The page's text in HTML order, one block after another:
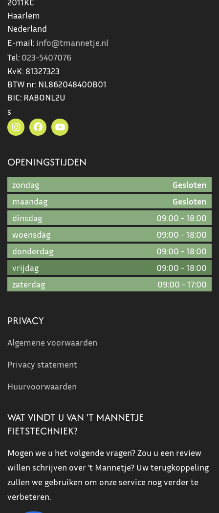
Haarlem
Nederland
E-mail: info@tmannetje.nl
Tel: 023-5407076
KvK: 81327323
BTW nr: NL862048400B01
BIC: RABONL2U
s
OPENINGSTIJDEN
zondag
Gesloten
maandag
Gesloten
dinsdag
09:00 - 18:00
woensdag
09:00 - 18:00
donderdag
09:00 - 18:00
vrijdag
09:00 - 18:00
zaterdag
09:00 - 17:00
PRIVACY
Algemene voorwaarden
Privacy statement
Huurvoorwaarden
WAT VINDT U VAN 'T MANNETJE
FIETSTECHNIEK?
Mogen we u het volgende vragen? Zou u een review
willen schrijven over 't Mannetje? Uw terugkoppeling
zullen we gebruiken om onze service nog verder te
verbeteren.